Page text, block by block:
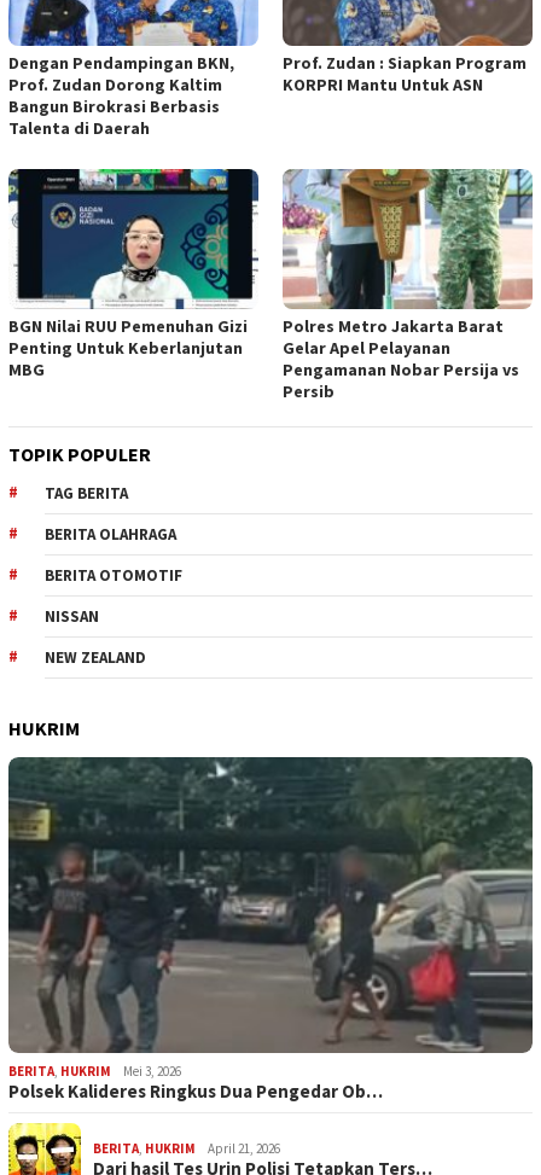
Dengan Pendampingan BKN,
Prof. Zudan Dorong Kaltim
Bangun Birokrasi Berbasis
Talenta di Daerah
Prof. Zudan : Siapkan Program
KORPRI Mantu Untuk ASN
BGN Nilai RUU Pemenuhan Gizi
Penting Untuk Keberlanjutan
MBG
Polres Metro Jakarta Barat
Gelar Apel Pelayanan
Pengamanan Nobar Persija vs
Persib
TOPIK POPULER
TAG BERITA
BERITA OLAHRAGA
BERITA OTOMOTIF
NISSAN
NEW ZEALAND
HUKRIM
BERITA, HUKRIM Mei 3, 2026
Polsek Kalideres Ringkus Dua Pengedar Ob…
BERITA, HUKRIM April 21, 2026
Dari hasil Tes Urin Polisi Tetapkan Ters…